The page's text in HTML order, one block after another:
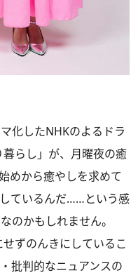
化したNHKのよるドラ
暮らし」が、月曜夜の癒
めから癒やしを求めて
ているんだ……という感
のかもしれません。
ずのんきにしているこ
批判的なニュアンスの